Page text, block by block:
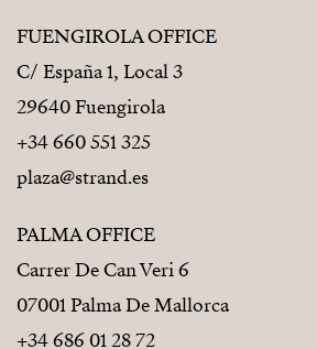
FUENGIROLA OFFICE
C/ España 1, Local 3
29640 Fuengirola
+34 660 551 325
plaza@strand.es
PALMA OFFICE
Carrer De Can Veri 6
07001 Palma De Mallorca
+34 686 01 28 72